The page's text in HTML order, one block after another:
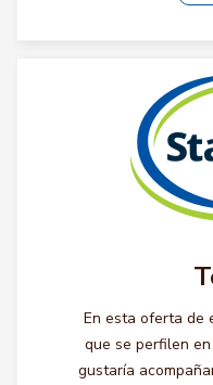
En esta oferta de
que se perfilen en
gustaría